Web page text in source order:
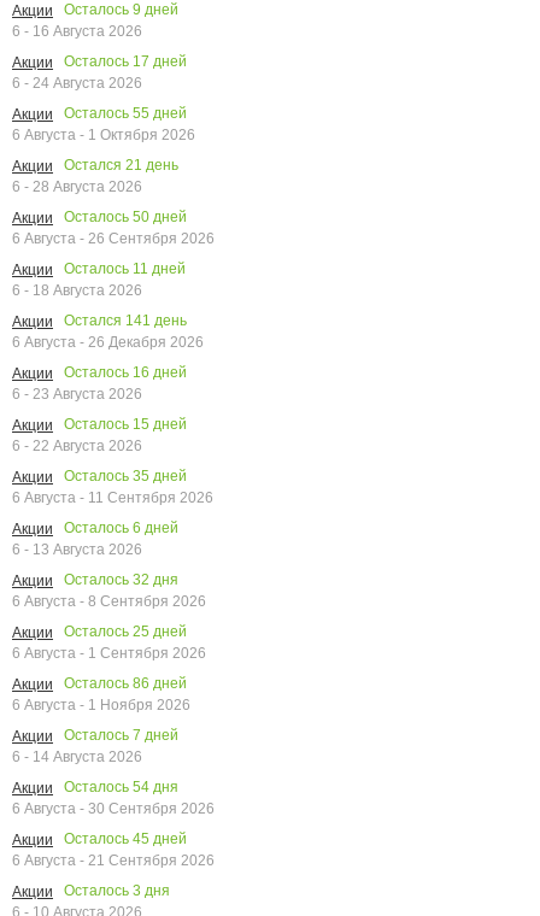
Акции
Осталось 9 дней
6 - 16 Августа 2026
Акции
Осталось 17 дней
6 - 24 Августа 2026
Акции
Осталось 55 дней
6 Августа - 1 Октября 2026
Акции
Остался 21 день
6 - 28 Августа 2026
Акции
Осталось 50 дней
6 Августа - 26 Сентября 2026
Акции
Осталось 11 дней
6 - 18 Августа 2026
Акции
Остался 141 день
6 Августа - 26 Декабря 2026
Акции
Осталось 16 дней
6 - 23 Августа 2026
Акции
Осталось 15 дней
6 - 22 Августа 2026
Акции
Осталось 35 дней
6 Августа - 11 Сентября 2026
Акции
Осталось 6 дней
6 - 13 Августа 2026
Акции
Осталось 32 дня
6 Августа - 8 Сентября 2026
Акции
Осталось 25 дней
6 Августа - 1 Сентября 2026
Акции
Осталось 86 дней
6 Августа - 1 Ноября 2026
Акции
Осталось 7 дней
6 - 14 Августа 2026
Акции
Осталось 54 дня
6 Августа - 30 Сентября 2026
Акции
Осталось 45 дней
6 Августа - 21 Сентября 2026
Акции
Осталось 3 дня
6 - 10 Августа 2026